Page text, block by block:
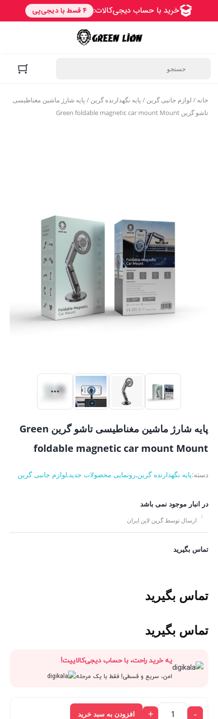
خانه / لوازم جانبی گرین / پایه نگهدارنده گرین / پایه شارژ ماشین مغناطیسی
تاشو گرین Green foldable magnetic car mount Mount
پایه شارژ ماشین مغناطیسی تاشو گرین Green
foldable magnetic car mount Mount
دسته:پایه نگهدارنده گرین,رونمایی محصولات جدید,لوازم جانبی گرین
در انبار موجود نمی باشد
ارسال توسط گرین لاین ایران
تماس بگیرید
تماس بگیرید
تماس بگیرید
یه خرید راحت، با حساب دیجی‌کالاییت!
امن، سریع و قسطی! فقط با یک مرحله
-
+ افزودن به سبد خرید